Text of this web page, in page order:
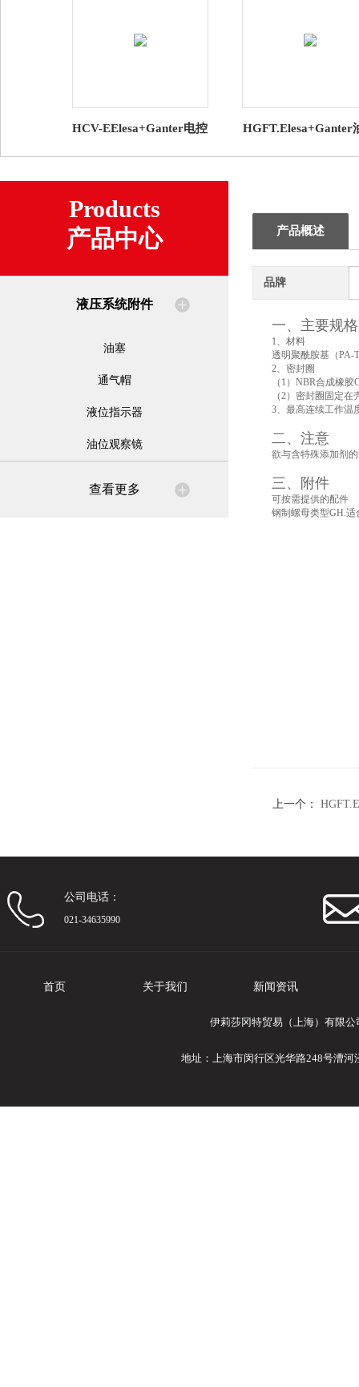
HCV-EElesa+Ganter电控
HGFT.Elesa+Ganter
Products
产品中心
液压系统附件
油塞
通气帽
液位指示器
油位观察镜
查看更多
产品概述
品牌
一、主要规格
1、材料
透明聚酰胺基（PA-T
2、密封圈
（1）NBR合成橡胶
（2）密封圈固定在壳
3、最高连续工作温
二、注意
欲与含特殊添加剂的
三、附件
可按需提供的配件
钢制螺母类型GH.适
上一个：
公司电话：
021-34635990
首页 关于我们 新闻资讯
伊莉莎冈特贸易（上海）有限公
地址：上海市闵行区光华路248号漕